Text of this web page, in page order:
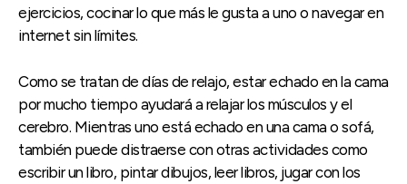
ejercicios, cocinar lo que más le gusta a uno o navegar en
internet sin límites.
Como se tratan de días de relajo, estar echado en la cama
por mucho tiempo ayudará a relajar los músculos y el
cerebro. Mientras uno está echado en una cama o sofá,
también puede distraerse con otras actividades como
escribir un libro, pintar dibujos, leer libros, jugar con los